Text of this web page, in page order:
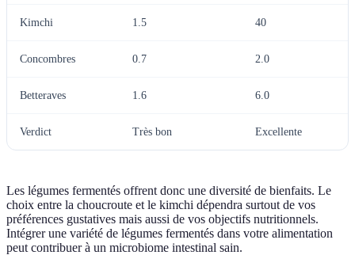
Kimchi 1.5 40
Concombres 0.7 2.0
Betteraves 1.6 6.0
Verdict Très bon Excellente
Les légumes fermentés offrent donc une diversité de bienfaits. Le
choix entre la choucroute et le kimchi dépendra surtout de vos
préférences gustatives mais aussi de vos objectifs nutritionnels.
Intégrer une variété de légumes fermentés dans votre alimentation
peut contribuer à un microbiome intestinal sain.